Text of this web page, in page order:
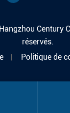
Hangzhou Century
réservés.
Politique de